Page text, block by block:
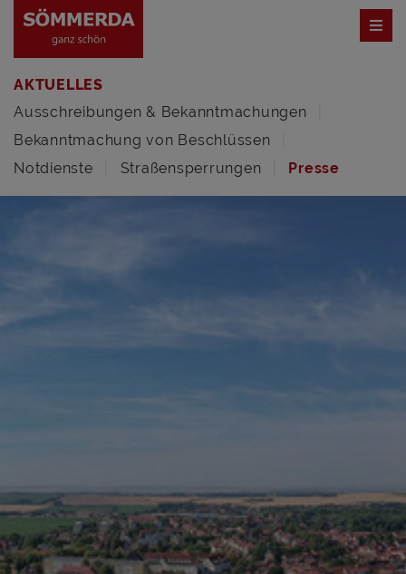
AKTUELLES
Ausschreibungen & Bekanntmachungen
Bekanntmachung von Beschlüssen
Notdienste
Straßensperrungen Presse